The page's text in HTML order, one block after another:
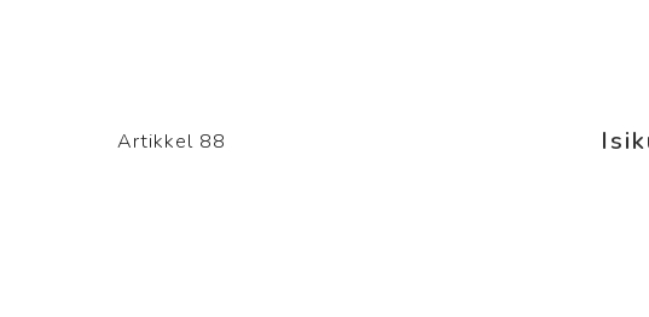
Artikkel 88